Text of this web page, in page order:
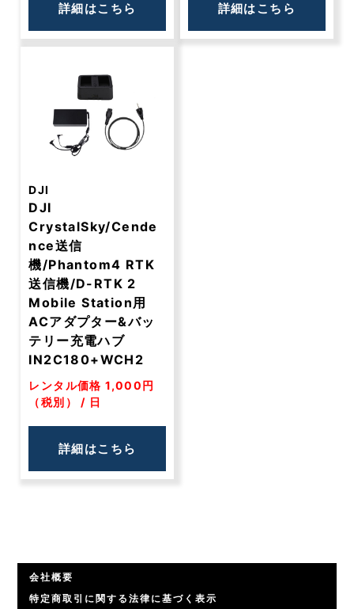
詳細はこちら 詳細はこちら
DJI
DJI
CrystalSky/Cende
nce送信
機/Phantom4 RTK
送信機/D-RTK 2
Mobile Station用
ACアダプター&バッ
テリー充電ハブ
IN2C180+WCH2
レンタル価格 1,000円
（税別） / 日
詳細はこちら
会社概要
特定商取引に関する法律に基づく表示